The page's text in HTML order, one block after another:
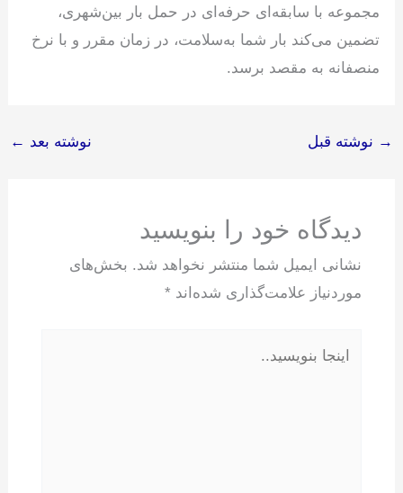
مجموعه با سابقه‌ای حرفه‌ای در حمل بار بین‌شهری،
تضمین می‌کند بار شما به‌سلامت، در زمان مقرر و با نرخ
منصفانه به مقصد برسد.
→ نوشته قبل نوشته بعد ←
دیدگاه‌ خود را بنویسید
نشانی ایمیل شما منتشر نخواهد شد. بخش‌های
موردنیاز علامت‌گذاری شده‌اند *